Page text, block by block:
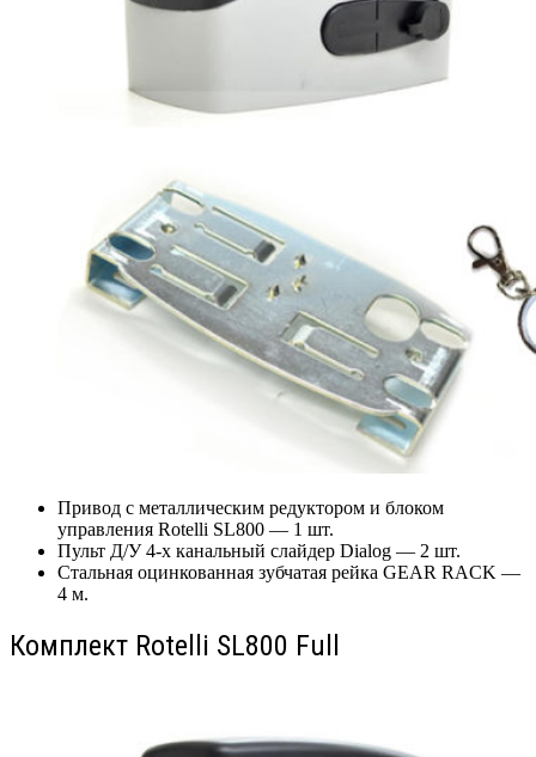
Привод с металлическим редуктором и блоком
управления Rotelli SL800 — 1 шт.
Пульт Д/У 4-х канальный слайдер Dialog — 2 шт.
Стальная оцинкованная зубчатая рейка GEAR RACK —
4 м.
Комплект Rotelli SL800 Full